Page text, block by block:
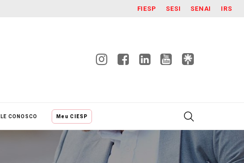
FIESP SESI SENAI IRS
CONOSCO Meu CIESP